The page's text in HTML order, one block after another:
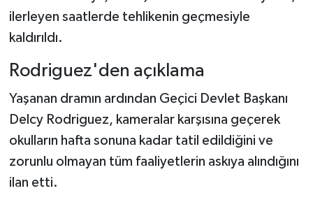
ilerleyen saatlerde tehlikenin geçmesiyle
kaldırıldı.
Rodriguez'den açıklama
Yaşanan dramın ardından Geçici Devlet Başkanı
Delcy Rodriguez, kameralar karşısına geçerek
okulların hafta sonuna kadar tatil edildiğini ve
zorunlu olmayan tüm faaliyetlerin askıya alındığını
ilan etti.